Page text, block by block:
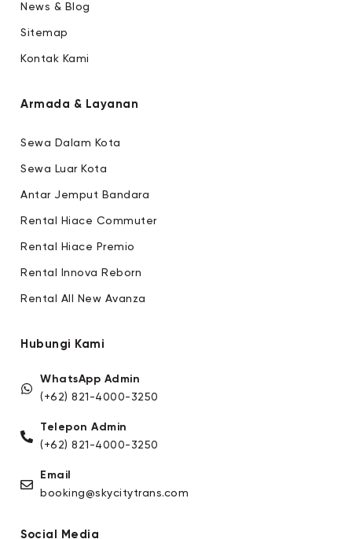
News & Blog
Sitemap
Kontak Kami
Armada & Layanan
Sewa Dalam Kota
Sewa Luar Kota
Antar Jemput Bandara
Rental Hiace Commuter
Rental Hiace Premio
Rental Innova Reborn
Rental All New Avanza
Hubungi Kami
WhatsApp Admin
(+62) 821-4000-3250
Telepon Admin
(+62) 821-4000-3250
Email
booking@skycitytrans.com
Social Media